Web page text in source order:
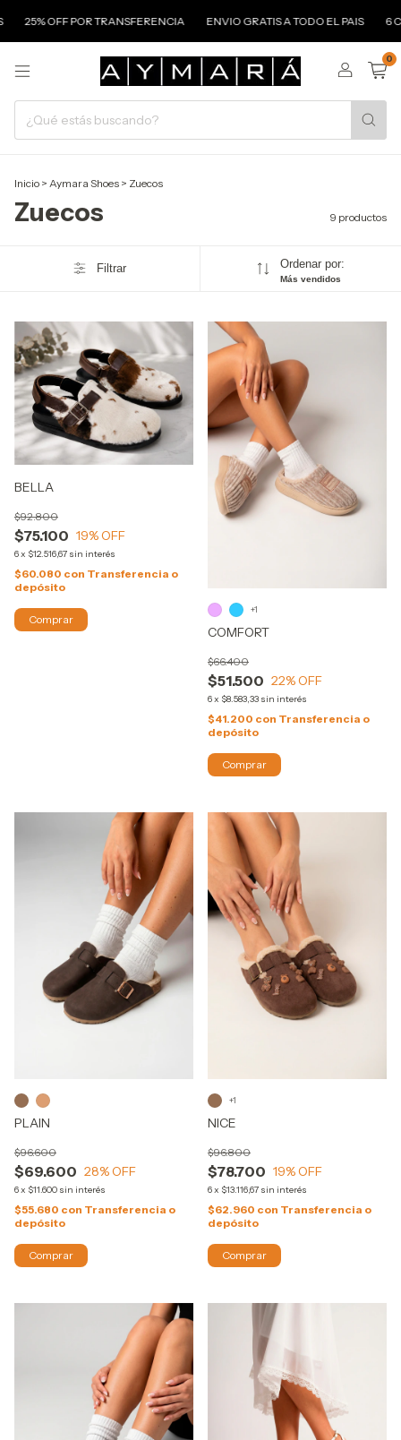
25% OFF POR TRANSFERENCIA ENVIO GRATIS A TODO EL PAIS 6
0
Inicio > Aymara Shoes > Zuecos
Zuecos 9 productos
Filtrar Ordenar por:
Más vendidos
BELLA
$75.100
$92.800
19% OFF
6x $12.516,67 sin interés
$60.080 con Transferencia o
depósito
Comprar
COMFORT
$51.500
$66.400
22% OFF
6x $8.583,33 sin interés
$41.200 con Transferencia o
depósito
+1
Comprar
PLAIN
$69.600
$96.600
28% OFF
6x $11.600 sin interés
$55.680 con Transferencia o
depósito
Comprar
NICE
$78.700
$96.800
19% OFF
6x $13.116,67 sin interés
$62.960 con Transferencia o
depósito
+1
Comprar